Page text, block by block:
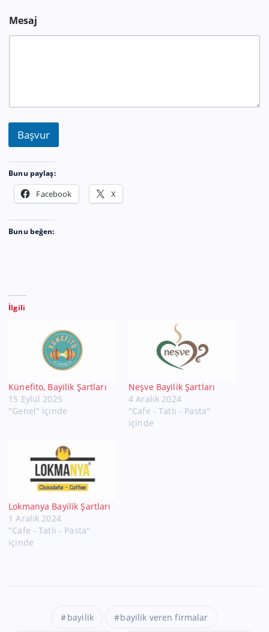
Mesaj
Başvur
Bunu paylaş:
Facebook X
Bunu beğen:
İlgili
Künefito, Bayilik Şartları
15 Eylül 2025
"Genel" içinde
Neşve Bayilik Şartları
4 Aralık 2024
"Cafe - Tatlı - Pasta"
içinde
Lokmanya Bayilik Şartları
1 Aralık 2024
"Cafe - Tatlı - Pasta"
içinde
bayilik bayilik veren firmalar